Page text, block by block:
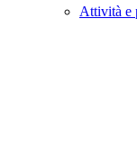
Attività e